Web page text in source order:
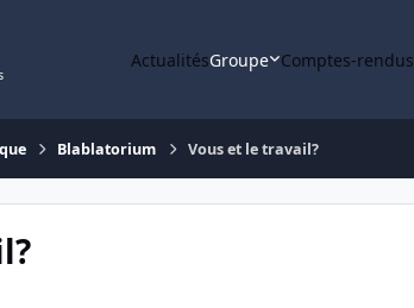
ActualitésGroupe Comptes-rendus
Blablatorium Vous et le travail?